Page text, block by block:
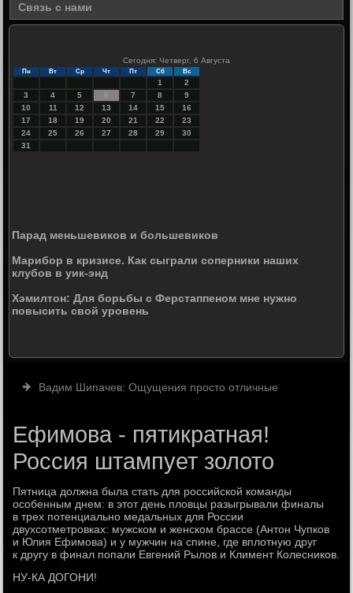
Связь с нами
Сегодня: Четверг, 6 Августа
Пн Вт Ср Чт Пт Сб Вс
1
2
3
4 5 6 7 8
9
10
11 12 13 14 15
16
17
18 19 20 21 22
23
24
25 26 27 28 29
30
31
Парад меньшевиков и большевиков
Марибор в кризисе. Как сыграли соперники наших
клубов в уик-энд
Хэмилтон: Для борьбы с Ферстаппеном мне нужно
повысить свой уровень
Вадим Шипачев: Ощущения просто отличные
Ефимова - пятикратная!
Россия штампует золото
Пятница должна была стать для российской команды
особенным днем: в этот день пловцы разыгрывали финалы
в трех потенциально медальных для России
двухсотметровках: мужском и женском брассе (Антон Чупков
и Юлия Ефимова) и у мужчин на спине, где вплотную друг
к другу в финал попали Евгений Рылов и Климент Колесников.
НУ-КА ДОГОНИ!